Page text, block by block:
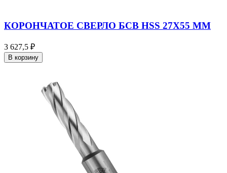
КОРОНЧАТОЕ СВЕРЛО БСВ HSS 27X55 ММ
3 627,5 ₽
В корзину